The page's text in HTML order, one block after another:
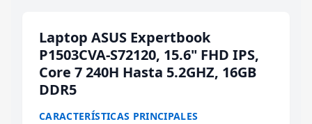
Laptop ASUS Expertbook
P1503CVA-S72120, 15.6" FHD IPS,
Core 7 240H Hasta 5.2GHZ, 16GB
DDR5
CARACTERÍSTICAS PRINCIPALES